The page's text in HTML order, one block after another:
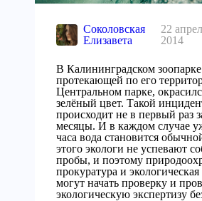
Соколовская
Елизавета
22
2014
В Калининградском
протекающей по его
Центральном парке,
зелёный цвет. Такой
происходит не в первый раз
месяцы. И в каждом случае
часа вода становится
этого экологи не успевают
пробы, и поэтому
прокуратура и
могут начать проверку и
экологическую экспертизу